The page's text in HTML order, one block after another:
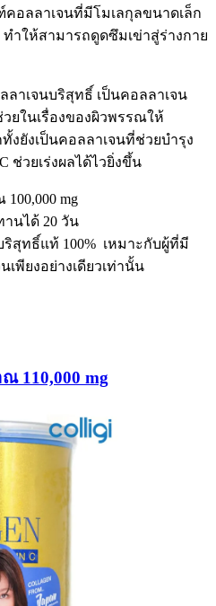
อลลาเจนที่มีโมเลกุลขนาดเล็ก
ำให้สามารถดูดซึมเข่าสู่ร่างกาย
ลาเจนบริสุทธิ์ เป็นคอลลาเจน
ยในเรื่องของผิวพรรณให้
งยังเป็นคอลลาเจนที่ช่วยบำรุง
ช่วยเร่งผลได้ไวยิ่งขึ้น
100,000 mg
านได้ 20 วัน
ริสุทธิ์แท้ 100% เหมาะกับผู้ที่มี
พียงอย่างเดียวเท่านั้น
110,000 mg